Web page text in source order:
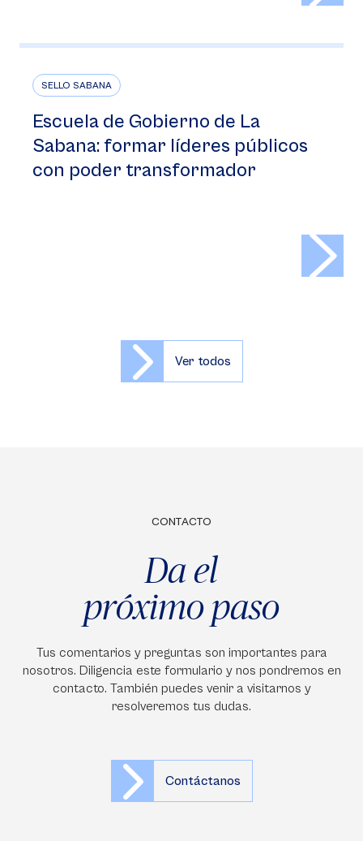
SELLO SABANA
Escuela de Gobierno de La
Sabana: formar líderes públicos
con poder transformador
Ver todos
CONTACTO
Da el
próximo paso
Tus comentarios y preguntas son importantes para
nosotros. Diligencia este formulario y nos pondremos en
contacto. También puedes venir a visitarnos y
resolveremos tus dudas.
Contáctanos